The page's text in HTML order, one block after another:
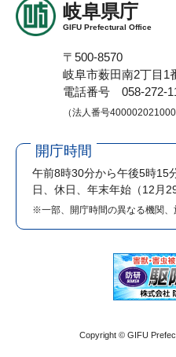
岐阜県庁
GIFU Prefectural Office
〒500-8570
岐阜市薮田南2丁目1
電話番号 058-272-
（法人番号
開庁時間
午前8時30分から午後5時15
日、休日、年末年始（12月
※一部、開庁時間の異なる機関、
Copyright © GIFU